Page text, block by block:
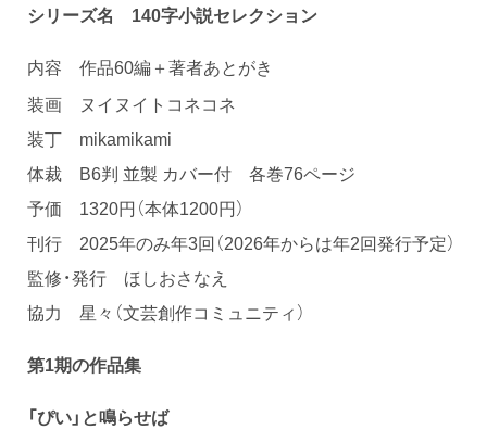
シリーズ名 140字小説セレクション
内容 作品60編＋著者あとがき
装画 ヌイヌイトコネコネ
装丁 mikamikami
体裁 B6判 並製 カバー付 各巻76ページ
予価 1320円（本体1200円）
刊行 2025年のみ年3回（2026年からは年2回発行予定）
監修・発行 ほしおさなえ
協力 星々（文芸創作コミュニティ）
第1期の作品集
「ぴい」と鳴らせば